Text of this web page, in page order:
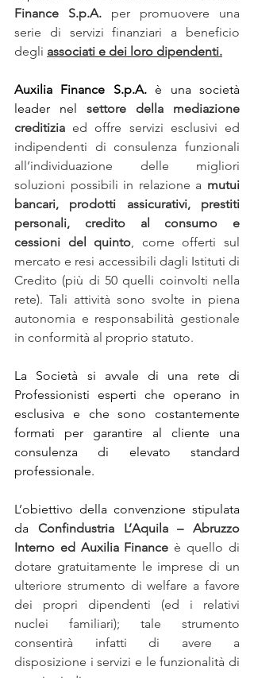
Finance S.p.A. per promuovere una
serie di servizi finanziari a beneficio
degli associati e dei loro dipendenti.
Auxilia Finance S.p.A. è una società
leader nel settore della mediazione
creditizia ed offre servizi esclusivi ed
indipendenti di consulenza funzionali
all’individuazione delle migliori
soluzioni possibili in relazione a mutui
bancari, prodotti assicurativi, prestiti
personali, credito al consumo e
cessioni del quinto, come offerti sul
mercato e resi accessibili dagli Istituti di
Credito (più di 50 quelli coinvolti nella
rete). Tali attività sono svolte in piena
autonomia e responsabilità gestionale
in conformità al proprio statuto.
La Società si avvale di una rete di
Professionisti esperti che operano in
esclusiva e che sono costantemente
formati per garantire al cliente una
consulenza di elevato standard
professionale.
L’obiettivo della convenzione stipulata
da Confindustria L’Aquila – Abruzzo
Interno ed Auxilia Finance è quello di
dotare gratuitamente le imprese di un
ulteriore strumento di welfare a favore
dei propri dipendenti (ed i relativi
nuclei familiari); tale strumento
consentirà infatti di avere a
disposizione i servizi e le funzionalità di